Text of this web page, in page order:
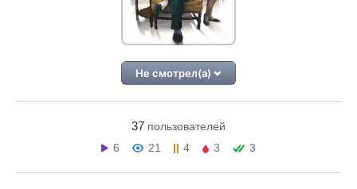
Не смотрел(а)
37 пользователей
6
21 4 3 3